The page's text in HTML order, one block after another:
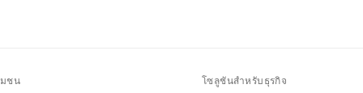
ชน โซลูชันสำหรับธุรกิจ